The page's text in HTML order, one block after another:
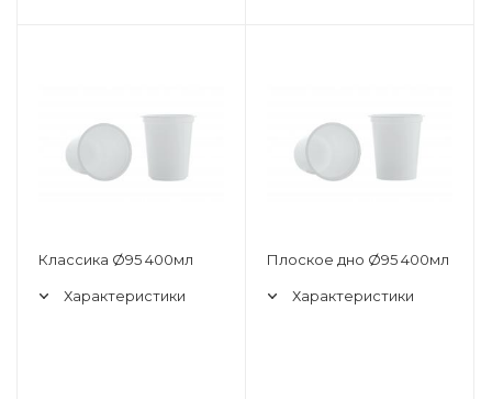
Классика Ø95 400мл
Характеристики
Плоское дно Ø95 400мл
Характеристики